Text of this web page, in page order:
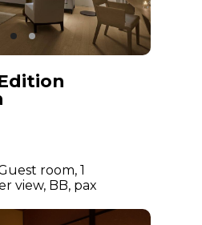
room, 1
view, BB, pax